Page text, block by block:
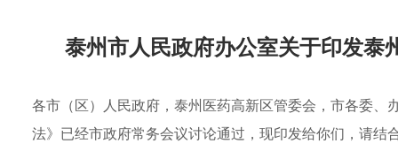
泰州市人民政府办公室关于印发泰
各市（区）人民政府，泰州医药高新区管委会，市各委
法》已经市政府常务会议讨论通过，现印发给你们，请